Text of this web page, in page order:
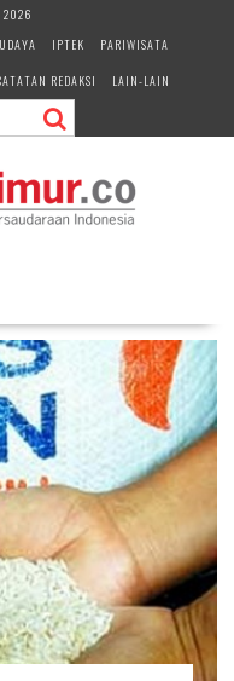
2026
IPTEK
PARIWISATA
REDAKSI LAIN-LAIN